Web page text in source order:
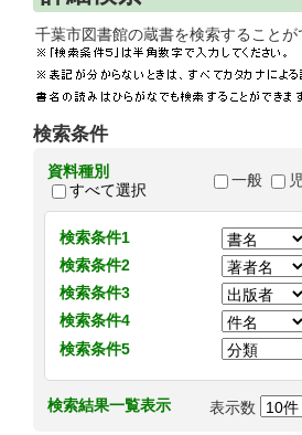
千葉市図書館の蔵書を検
検索条件
資料種別
すべて選択
一般
検索条件1
検索条件2
検索条件3
検索条件4
検索条件5
検索結果一覧表示 表示数